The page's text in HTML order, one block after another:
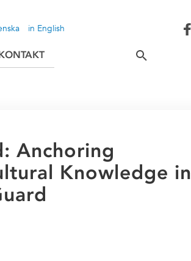
in English
Anchoring
Knowledge in